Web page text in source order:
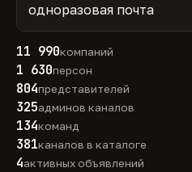
одноразовая почта
11 990компаний
1 630персон
804представителей
325админов каналов
134команд
381каналов в каталоге
4активных объявлений